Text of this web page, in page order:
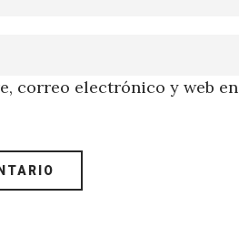
correo electrónico y web